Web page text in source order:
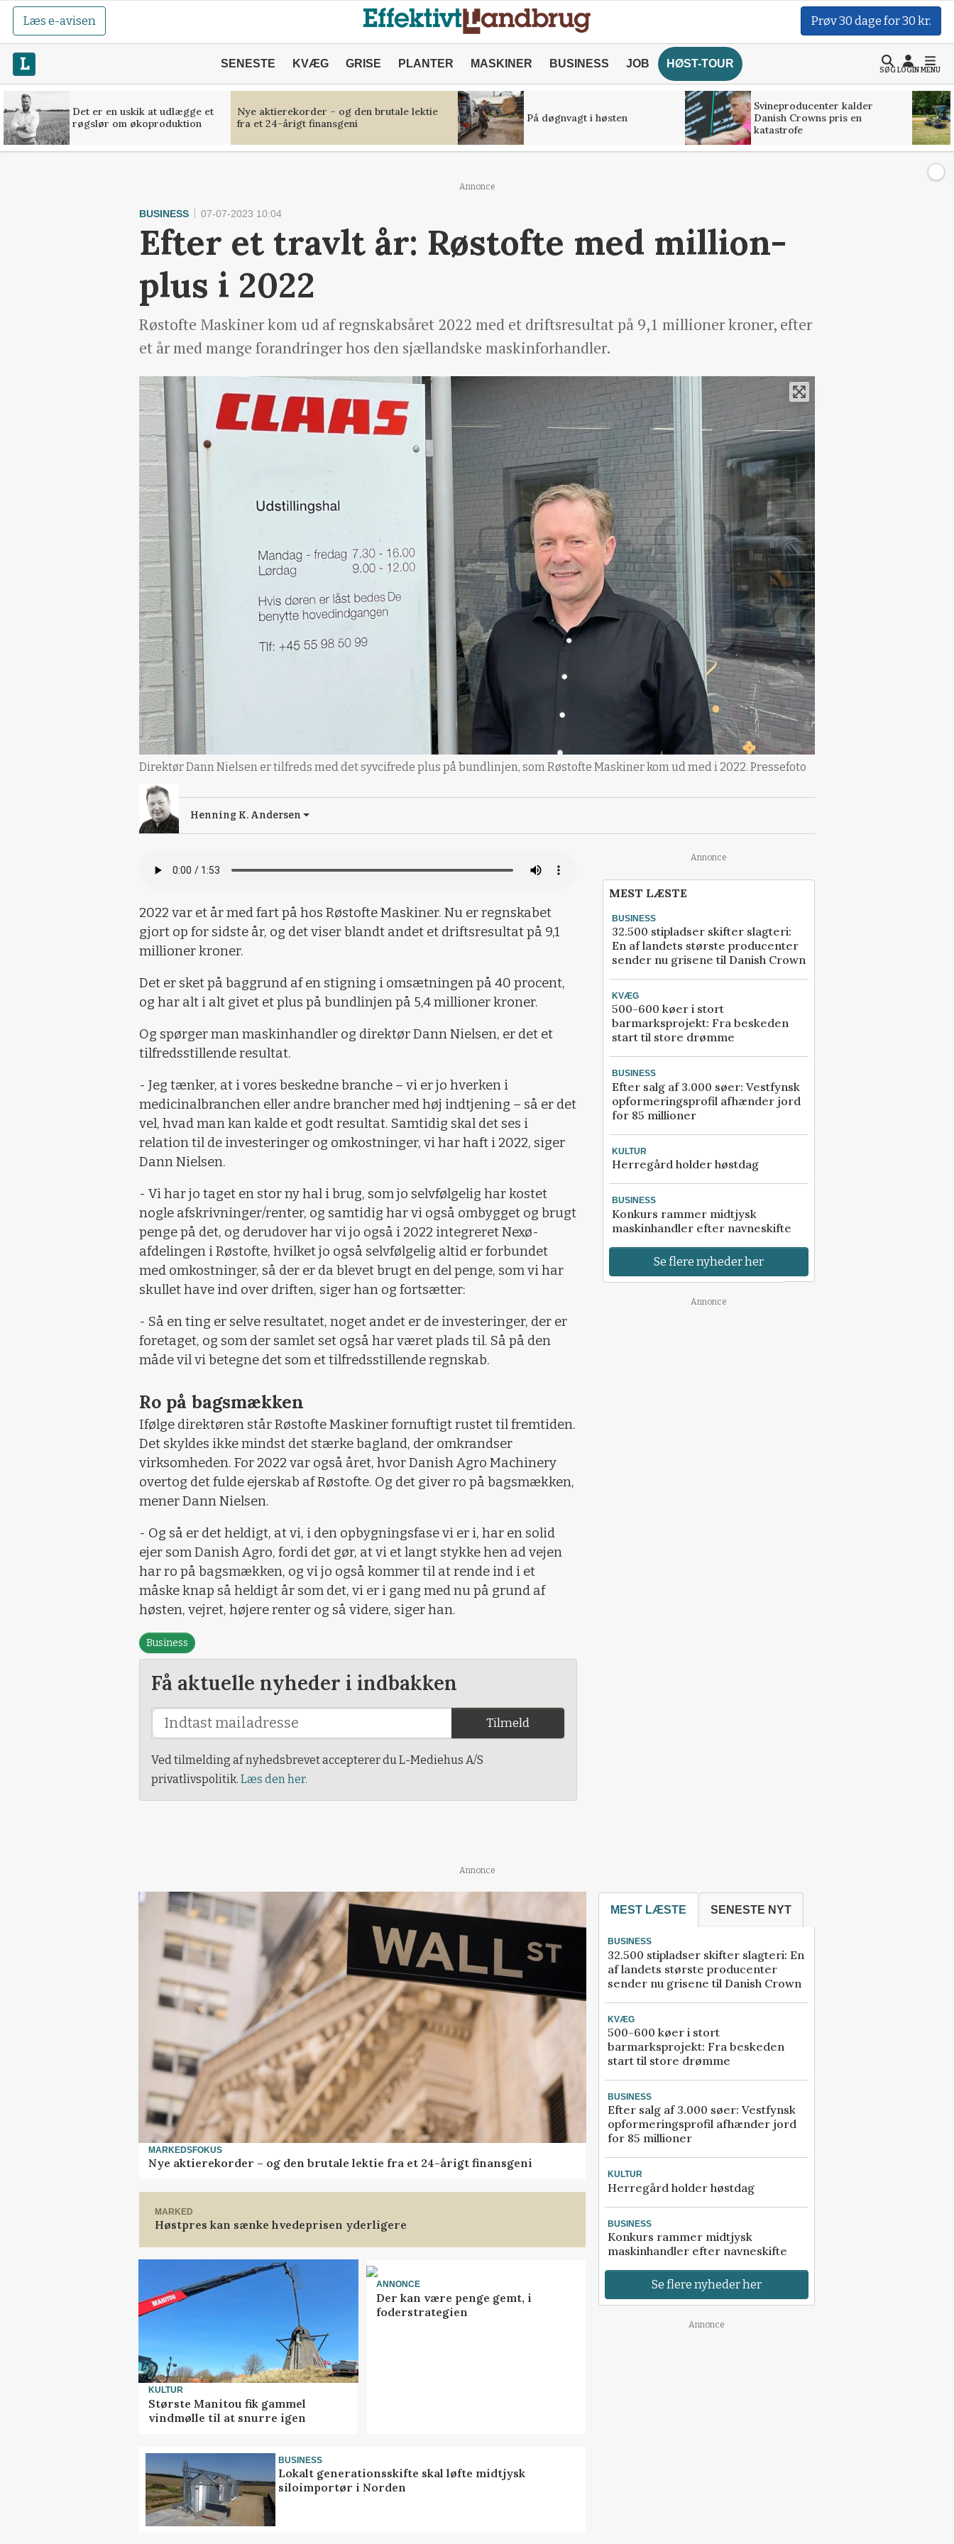
Læs e-avisen Prøv 30 dage for 30 kr.
SENESTE KVÆG GRISE PLANTER MASKINER BUSINESS JOB HØST-TOUR
SØGLOGINMENU
Det er en uskik at udlægge et
røgslør om økoproduktion
Nye aktierekorder – og den brutale lektie
fra et 24-årigt finansgeni
På døgnvagt i høsten
Svineproducenter kalder
Danish Crowns pris en
katastrofe
Annonce
BUSINESS 07-07-2023 10:04
Efter et travlt år: Røstofte med million-
plus i 2022
Røstofte Maskiner kom ud af regnskabsåret 2022 med et driftsresultat på 9,1 millioner kroner, efter
et år med mange forandringer hos den sjællandske maskinforhandler.
Direktør Dann Nielsen er tilfreds med det syvcifrede plus på bundlinjen, som Røstofte Maskiner kom ud med i 2022. Pressefoto
Henning K. Andersen
2022 var et år med fart på hos Røstofte Maskiner. Nu er regnskabet
gjort op for sidste år, og det viser blandt andet et driftsresultat på 9,1
millioner kroner.
Det er sket på baggrund af en stigning i omsætningen på 40 procent,
og har alt i alt givet et plus på bundlinjen på 5,4 millioner kroner.
Og spørger man maskinhandler og direktør Dann Nielsen, er det et
tilfredsstillende resultat.
- Jeg tænker, at i vores beskedne branche – vi er jo hverken i
medicinalbranchen eller andre brancher med høj indtjening – så er det
vel, hvad man kan kalde et godt resultat. Samtidig skal det ses i
relation til de investeringer og omkostninger, vi har haft i 2022, siger
Dann Nielsen.
- Vi har jo taget en stor ny hal i brug, som jo selvfølgelig har kostet
nogle afskrivninger/renter, og samtidig har vi også ombygget og brugt
penge på det, og derudover har vi jo også i 2022 integreret Nexø-
afdelingen i Røstofte, hvilket jo også selvfølgelig altid er forbundet
med omkostninger, så der er da blevet brugt en del penge, som vi har
skullet have ind over driften, siger han og fortsætter:
- Så en ting er selve resultatet, noget andet er de investeringer, der er
foretaget, og som der samlet set også har været plads til. Så på den
måde vil vi betegne det som et tilfredsstillende regnskab.
Ro på bagsmækken
Ifølge direktøren står Røstofte Maskiner fornuftigt rustet til fremtiden.
Det skyldes ikke mindst det stærke bagland, der omkrandser
virksomheden. For 2022 var også året, hvor Danish Agro Machinery
overtog det fulde ejerskab af Røstofte. Og det giver ro på bagsmækken,
mener Dann Nielsen.
- Og så er det heldigt, at vi, i den opbygningsfase vi er i, har en solid
ejer som Danish Agro, fordi det gør, at vi et langt stykke hen ad vejen
har ro på bagsmækken, og vi jo også kommer til at rende ind i et
måske knap så heldigt år som det, vi er i gang med nu på grund af
høsten, vejret, højere renter og så videre, siger han.
Business
Få aktuelle nyheder i indbakken
Tilmeld
Ved tilmelding af nyhedsbrevet accepterer du L-Mediehus A/S
privatlivspolitik. Læs den her.
Annonce
MEST LÆSTE
BUSINESS
32.500 stipladser skifter slagteri:
En af landets største producenter
sender nu grisene til Danish Crown
KVÆG
500-600 køer i stort
barmarksprojekt: Fra beskeden
start til store drømme
BUSINESS
Efter salg af 3.000 søer: Vestfynsk
opformeringsprofil afhænder jord
for 85 millioner
KULTUR
Herregård holder høstdag
BUSINESS
Konkurs rammer midtjysk
maskinhandler efter navneskifte
Se flere nyheder her
Annonce
Annonce
MARKEDSFOKUS
Nye aktierekorder – og den brutale lektie fra et 24-årigt finansgeni
MARKED
Høstpres kan sænke hvedeprisen yderligere
KULTUR
Største Manitou fik gammel
vindmølle til at snurre igen
ANNONCE
Der kan være penge gemt, i
foderstrategien
BUSINESS
Lokalt generationsskifte skal løfte midtjysk
siloimportør i Norden
MEST LÆSTE SENESTE NYT
BUSINESS
32.500 stipladser skifter slagteri: En
af landets største producenter
sender nu grisene til Danish Crown
KVÆG
500-600 køer i stort
barmarksprojekt: Fra beskeden
start til store drømme
BUSINESS
Efter salg af 3.000 søer: Vestfynsk
opformeringsprofil afhænder jord
for 85 millioner
KULTUR
Herregård holder høstdag
BUSINESS
Konkurs rammer midtjysk
maskinhandler efter navneskifte
Se flere nyheder her
Annonce